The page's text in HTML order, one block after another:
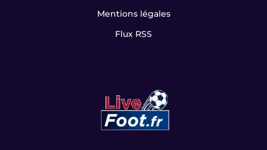
Mentions légales
Flux RSS